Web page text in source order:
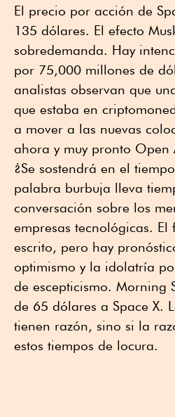
El precio por acción de
135 dólares. El efecto
sobredemanda. Hay
por 75,000 millones de
analistas observan que
que estaba en
a mover a las nuevas
ahora y muy pronto Open
¿Se sostendrá en el
palabra burbuja lleva
conversación sobre los
empresas tecnológicas. El
escrito, pero hay
optimismo y la idolatría
de escepticismo. Morning
de 65 dólares a Space X.
tienen razón, sino si la
estos tiempos de locura.